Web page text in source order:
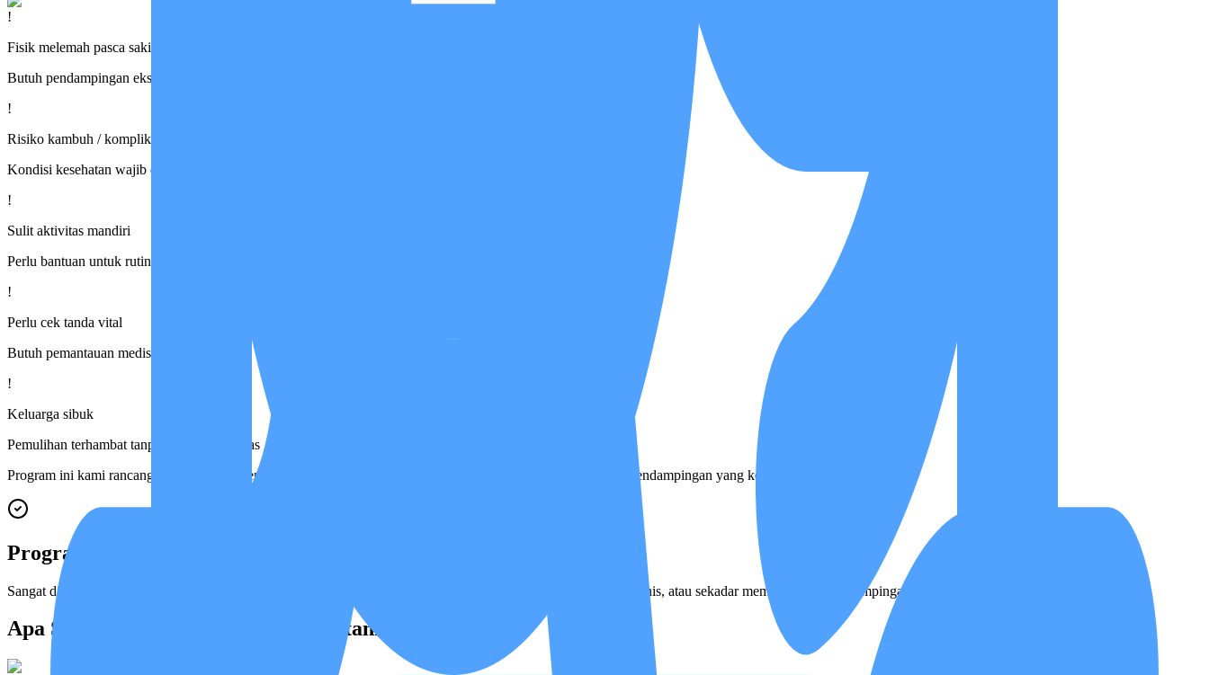
!
Fisik melemah pasca sakit
Butuh pendampingan ekstra untuk pemulihan
!
Risiko kambuh / komplikasi
Kondisi kesehatan wajib dipantau berkelanjutan
!
Sulit aktivitas mandiri
Perlu bantuan untuk rutinitas dasar
!
Perlu cek tanda vital
Butuh pemantauan medis terukur
!
Keluarga sibuk
Pemulihan terhambat tanpa sistem yang jelas
Program ini kami rancang khusus untuk membantu Bapak/Ibu menghadapi tantangan tersebut, melalui sistem pendampingan yang konsisten dan terarah.
Program Ini Untuk
Sangat disarankan untuk pasien berusia di bawah 60 tahun yang baru pulih dari sakit akut, mengidap kondisi kronis, atau sekadar membutuhkan pendampingan kesehatan berkelanjutan di rumah.
Apa Saja Cakupan Program Perawatannya?